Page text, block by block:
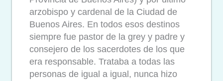
arzobispo y cardenal de la Ciudad de
Buenos Aires. En todos esos destinos
siempre fue pastor de la grey y padre y
consejero de los sacerdotes de los que
era responsable. Trataba a todas las
personas de igual a igual, nunca hizo